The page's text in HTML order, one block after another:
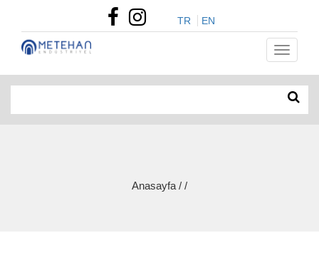
TR EN
Anasayfa / /